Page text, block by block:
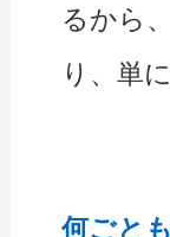
るから
り、単
何ごと